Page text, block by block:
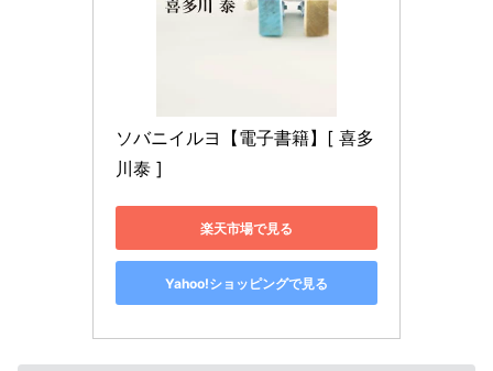
ソバニイルヨ【電子書籍】[ 喜多
川泰 ]
楽天市場で見る
Yahoo!ショッピングで見る